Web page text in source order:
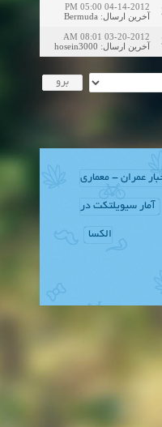
04-14-2012 05:00 PM
آخرین ارسال:
Bermuda
03-20-2012 08:01 AM
آخرین ارسال:
hosein3000
عمران - معماری
آمار سیویلتکت در
الکسا